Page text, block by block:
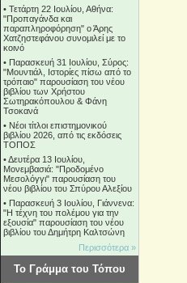
• Τετάρτη 22 Ιουλίου, Αθήνα:
"Προπαγάνδα και
παραπληροφόρηση" ο Άρης
Χατζηστεφάνου συνομιλεί με το
κοινό
• Παρασκευή 31 Ιουλίου, Σύρος:
"Μουντιάλ, Ιστορίες πίσω από το
τρόπαιο" παρουσίαση του νέου
βιβλίου των Χρήστου
Σωτηρακόπουλου & Φάνη
Τσοκανά
• Νέοι τίτλοι επιστημονικού
βιβλίου 2026, από τις εκδόσεις
ΤΟΠΟΣ
•Δευτέρα 13 Ιουλίου,
Μονεμβασιά: "Προδομένο
Μεσολόγγι" παρουσίαση του
νέου βιβλίου του Σπύρου Αλεξίου
• Παρασκευή 3 Ιουλίου, Γιάννενα:
"Η τέχνη του πολέμου για την
εξουσία" παρουσίαση του νέου
βιβλίου του Δημήτρη Καλτσώνη
Περισσότερα »
Το Γράμμα του Τόπου